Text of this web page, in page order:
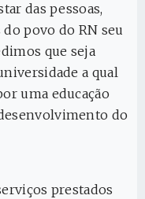
das pessoas,
povo do RN seu
que seja
a qual
uma educação
do
prestados